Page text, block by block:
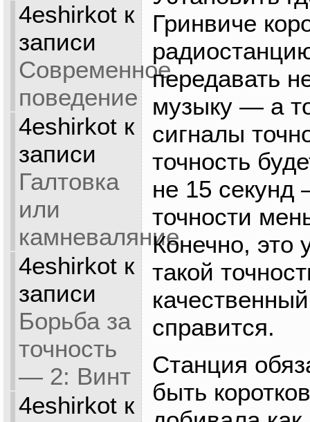
4eshirkotк
записи
Современное
поведение
4eshirkotк
записи
Галтовка
или
камневаляние
4eshirkotк
записи
Борьба за
точность
— 2: Винт
4eshirkotк
Гринвиче
передавать
музыку — а
сигналы
точность
не 15
точности
Конечно,
такой
справится.
Станция
быть